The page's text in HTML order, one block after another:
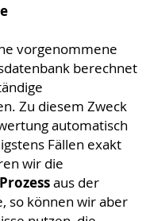
vorgenommene
berechnet
Zu diesem Zweck
automatisch
Fällen exakt
wir die
aus der
so können wir aber